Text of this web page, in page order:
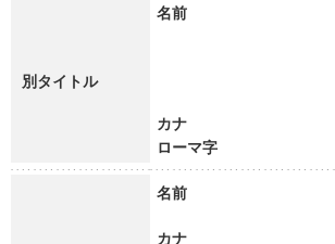
別タイトル
名前
カナ
ローマ字
名前
カナ